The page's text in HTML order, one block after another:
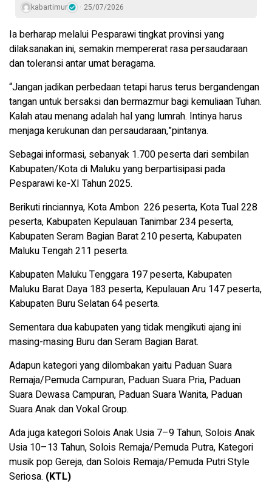
kabartimur 25/07/2026
Ia berharap melalui Pesparawi tingkat provinsi yang
dilaksanakan ini, semakin mempererat rasa persaudaraan
dan toleransi antar umat beragama.
“Jangan jadikan perbedaan tetapi harus terus bergandengan
tangan untuk bersaksi dan bermazmur bagi kemuliaan Tuhan.
Kalah atau menang adalah hal yang lumrah. Intinya harus
menjaga kerukunan dan persaudaraan,”pintanya.
Sebagai informasi, sebanyak 1.700 peserta dari sembilan
Kabupaten/Kota di Maluku yang berpartisipasi pada
Pesparawi ke-XI Tahun 2025.
Berikuti rinciannya, Kota Ambon 226 peserta, Kota Tual 228
peserta, Kabupaten Kepulauan Tanimbar 234 peserta,
Kabupaten Seram Bagian Barat 210 peserta, Kabupaten
Maluku Tengah 211 peserta.
Kabupaten Maluku Tenggara 197 peserta, Kabupaten
Maluku Barat Daya 183 peserta, Kepulauan Aru 147 peserta,
Kabupaten Buru Selatan 64 peserta.
Sementara dua kabupaten yang tidak mengikuti ajang ini
masing-masing Buru dan Seram Bagian Barat.
Adapun kategori yang dilombakan yaitu Paduan Suara
Remaja/Pemuda Campuran, Paduan Suara Pria, Paduan
Suara Dewasa Campuran, Paduan Suara Wanita, Paduan
Suara Anak dan Vokal Group.
Ada juga kategori Solois Anak Usia 7–9 Tahun, Solois Anak
Usia 10–13 Tahun, Solois Remaja/Pemuda Putra, Kategori
musik pop Gereja, dan Solois Remaja/Pemuda Putri Style
Seriosa. (KTL)